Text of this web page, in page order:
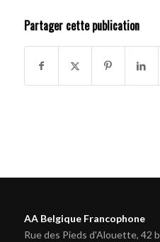
Partager cette publication
AA Belgique Francophone
Rue des Pieds d'Alouette, 42 b